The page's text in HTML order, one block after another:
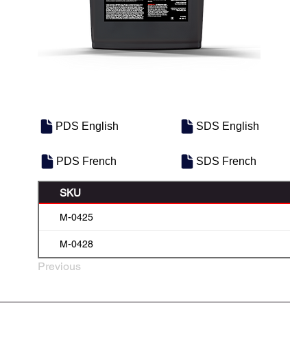
PDS English
PDS French
SDS English
SDS French
SKU
M-0425
M-0428
Previous